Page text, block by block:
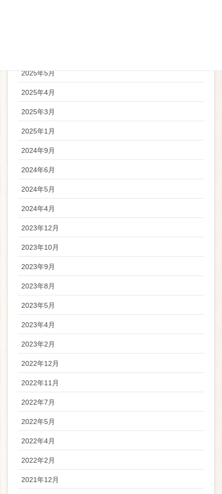
2025年5月
2025年4月
2025年3月
2025年1月
2024年9月
2024年6月
2024年5月
2024年4月
2023年12月
2023年10月
2023年9月
2023年8月
2023年5月
2023年4月
2023年2月
2022年12月
2022年11月
2022年7月
2022年5月
2022年4月
2022年2月
2021年12月